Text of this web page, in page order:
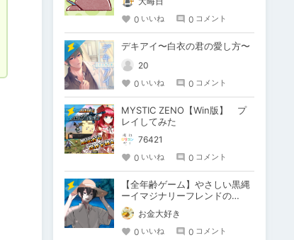
0 いいね 0 コメント
デキアイ〜白衣の君の愛し方〜
20
0 いいね 0 コメント
MYSTIC ZENO【Win版】 プ
レイしてみた
76421
0 いいね 0 コメント
【全年齢ゲーム】やさしい黒縄
ーイマジナリーフレンドの
「彼」と過ごすおぼんやすみー
お金大好き
0 いいね 0 コメント